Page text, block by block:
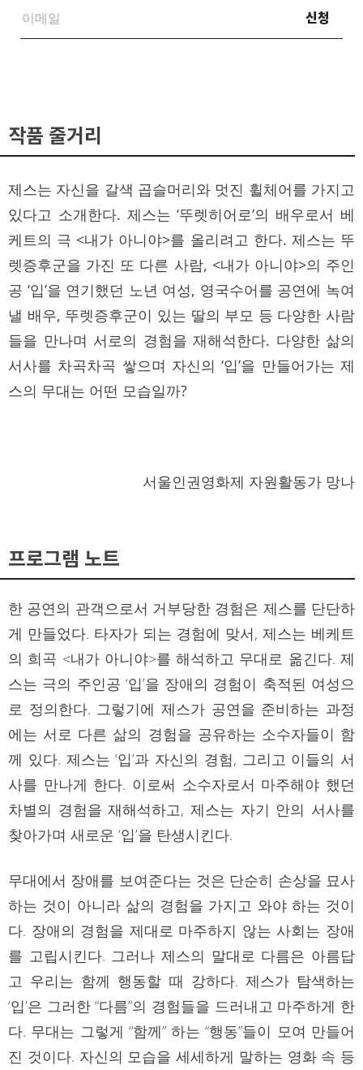
신청
작품 줄거리
제스는 자신을 갈색 곱슬머리와 멋진 휠체어를 가지고
있다고 소개한다. 제스는 ‘뚜렛히어로’의 배우로서 베
케트의 극 <내가 아니야>를 올리려고 한다. 제스는 뚜
렛증후군을 가진 또 다른 사람, <내가 아니야>의 주인
공 ‘입’을 연기했던 노년 여성, 영국수어를 공연에 녹여
낼 배우, 뚜렛증후군이 있는 딸의 부모 등 다양한 사람
들을 만나며 서로의 경험을 재해석한다. 다양한 삶의
서사를 차곡차곡 쌓으며 자신의 ‘입’을 만들어가는 제
스의 무대는 어떤 모습일까?
서울인권영화제 자원활동가 망나
프로그램 노트
한 공연의 관객으로서 거부당한 경험은 제스를 단단하
게 만들었다. 타자가 되는 경험에 맞서, 제스는 베케트
의 희곡 <내가 아니야>를 해석하고 무대로 옮긴다. 제
스는 극의 주인공 ‘입’을 장애의 경험이 축적된 여성으
로 정의한다. 그렇기에 제스가 공연을 준비하는 과정
에는 서로 다른 삶의 경험을 공유하는 소수자들이 함
께 있다. 제스는 ‘입’과 자신의 경험, 그리고 이들의 서
사를 만나게 한다. 이로써 소수자로서 마주해야 했던
차별의 경험을 재해석하고, 제스는 자기 안의 서사를
찾아가며 새로운 ‘입’을 탄생시킨다.
무대에서 장애를 보여준다는 것은 단순히 손상을 묘사
하는 것이 아니라 삶의 경험을 가지고 와야 하는 것이
다. 장애의 경험을 제대로 마주하지 않는 사회는 장애
를 고립시킨다. 그러나 제스의 말대로 다름은 아름답
고 우리는 함께 행동할 때 강하다. 제스가 탐색하는
‘입’은 그러한 “다름”의 경험들을 드러내고 마주하게 한
다. 무대는 그렇게 “함께” 하는 “행동”들이 모여 만들어
진 것이다. 자신의 모습을 세세하게 말하는 영화 속 등